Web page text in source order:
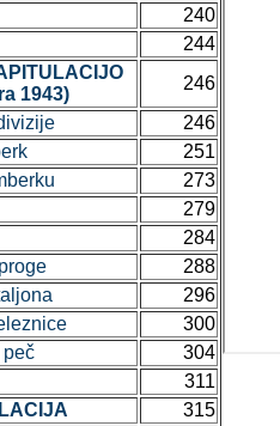
240
244
1943)
246
246
251
273
279
284
288
296
300
304
311
315